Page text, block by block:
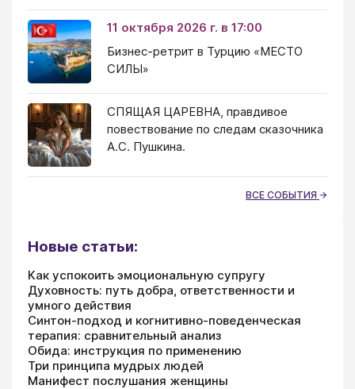
11 октября 2026 г. в 17:00
Бизнес-ретрит в Турцию «МЕСТО
СИЛЫ»
СПЯЩАЯ ЦАРЕВНА, правдивое
повествование по следам сказочника
А.С. Пушкина.
ВСЕ СОБЫТИЯ
Новые статьи:
Как успокоить эмоциональную супругу
Духовность: путь добра, ответственности и
умного действия
Синтон-подход и когнитивно-поведенческая
терапия: сравнительный анализ
Обида: инструкция по применению
Три принципа мудрых людей
Манифест послушания женщины